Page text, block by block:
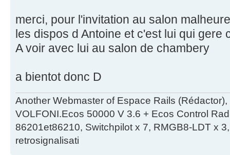
merci, pour l'invitation au salon
les dispos d Antoine et c'est lui qui gere
A voir avec lui au salon de chambery
a bientot donc D
Another Webmaster of Espace Rails
VOLFONI.Ecos 50000 V 3.6 + Ecos Control
86201et86210, Switchpilot x 7, RMGB8-LDT x
retrosignalisati